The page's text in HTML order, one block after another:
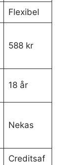
Flexibel
588 kr
18 år
Nekas
Creditsaf